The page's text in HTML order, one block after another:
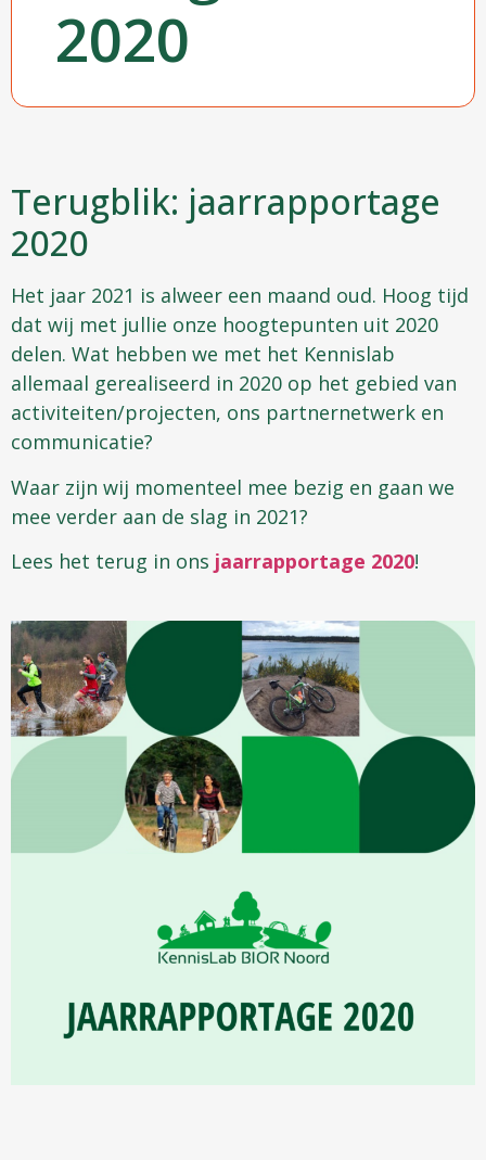
2020
Terugblik: jaarrapportage
2020
Het jaar 2021 is alweer een maand oud. Hoog tijd
dat wij met jullie onze hoogtepunten uit 2020
delen. Wat hebben we met het Kennislab
allemaal gerealiseerd in 2020 op het gebied van
activiteiten/projecten, ons partnernetwerk en
communicatie?
Waar zijn wij momenteel mee bezig en gaan we
mee verder aan de slag in 2021?
Lees het terug in ons jaarrapportage 2020!